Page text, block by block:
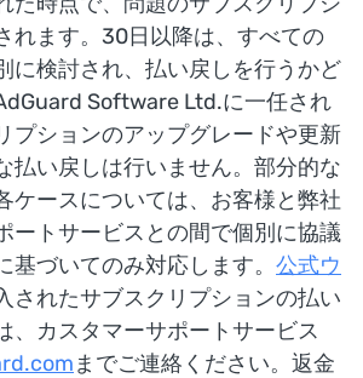
れます。30日以降は、すべての
に検討され、払い戻しを行うかど
Software Ltd.に一任され
プションのアップグレードや更新
払い戻しは行いません。部分的な
ケースについては、お客様と弊社
ートサービスとの間で個別に協議
基づいてのみ対応します。 公式ウ
されたサブスクリプションの払い
、カスタマーサポートサービス
までご連絡ください。返金